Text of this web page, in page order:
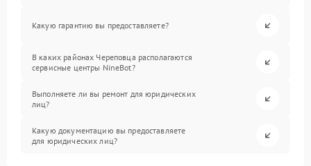
Какую гарантию вы предоставляете?
В каких районах Череповца располагаются
сервисные центры NineBot?
Выполняете ли вы ремонт для юридических
лиц?
Какую документацию вы предоставляете
для юридических лиц?